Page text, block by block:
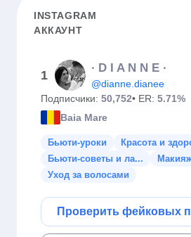
INSTAGRAM
АККАУНТ
1
∙ D I A N N E ∙
@dianne.dianee
Подписчики: 50,752• ER: 5.71%
Baia Mare
Бьюти-уроки
Красота и
Бьюти-советы и ла...
Уход за волосами
Проверить фейковых